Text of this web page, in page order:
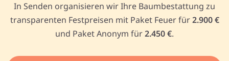
In Senden organisieren wir Ihre Baumbestattung zu
transparenten Festpreisen mit Paket Feuer für2.900 €
und Paket Anonym für2.450 €.